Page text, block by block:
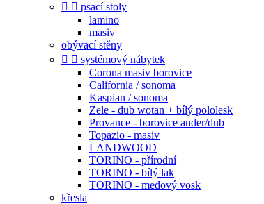
  psací stoly
lamino
masiv
obývací stěny
  systémový nábytek
Corona masiv borovice
California / sonoma
Kaspian / sonoma
Zele - dub wotan + bílý pololesk
Provance - borovice ander/dub
Topazio - masiv
LANDWOOD
TORINO - přírodní
TORINO - bílý lak
TORINO - medový vosk
křesla